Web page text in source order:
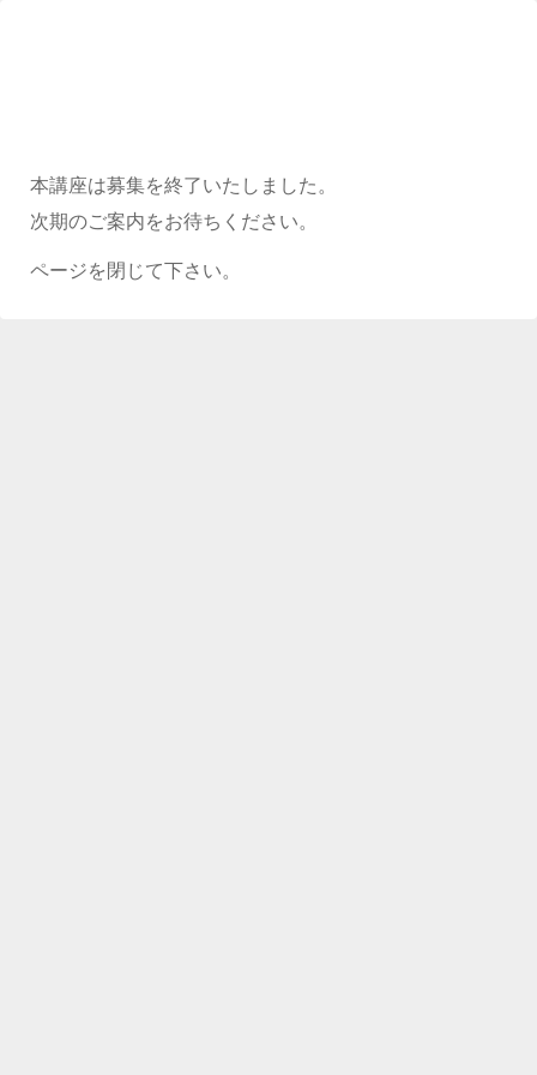
本講座は募集を終了いたしました。
次期のご案内をお待ちください。
ページを閉じて下さい。